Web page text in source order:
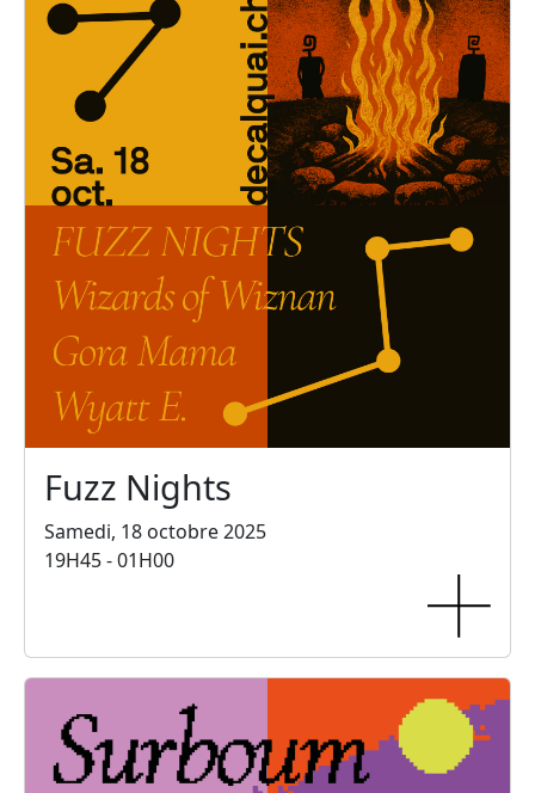
Fuzz Nights
Samedi, 18 octobre 2025
19H45 - 01H00